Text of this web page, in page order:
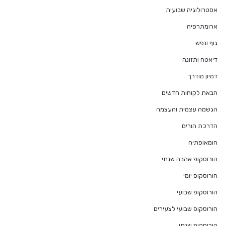
אסטרולוגיה שבועית
ארומתרפיה
גוף ונפש
דיאטה ותזונה
דמיון מודרך
הבאת לקוחות חדשים
הגשמה עצמית והעצמה
הדרכת הורים
הומאופתיה
הורוסקופ אהבה שנתי
הורוסקופ יומי
הורוסקופ שבועי
הורוסקופ שבועי לצעירים